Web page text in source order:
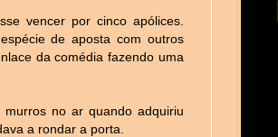
vencer por cinco apólices.
de aposta com outros
da comédia fazendo uma
no ar quando adquiriu
a rondar a porta.